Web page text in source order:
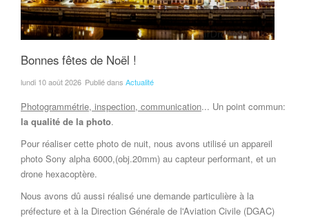
Bonnes fêtes de Noël !
lundi 10 août 2026 Publié dans Actualité
Photogrammétrie, inspection, communication... Un point commun:
la qualité de la photo.
Pour réaliser cette photo de nuit, nous avons utilisé un appareil
photo Sony alpha 6000,(obj.20mm) au capteur performant, et un
drone hexacoptère.
Nous avons dû aussi réalisé une demande particulière à la
préfecture et à la Direction Générale de l'Aviation Civile (DGAC)